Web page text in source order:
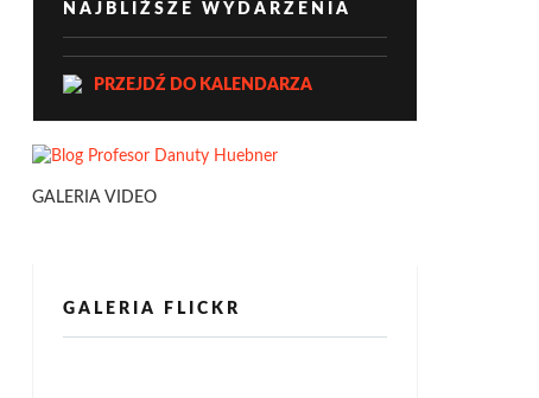
NAJBLIŻSZE WYDARZENIA
PRZEJDŹ DO KALENDARZA
GALERIA VIDEO
GALERIA FLICKR